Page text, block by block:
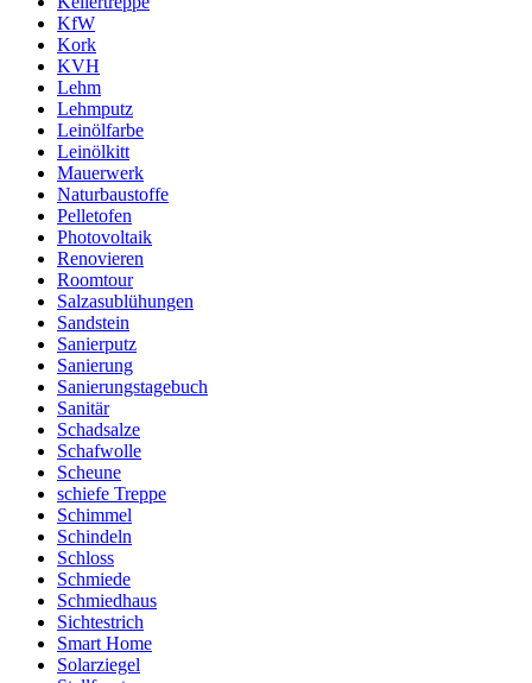
KfW
Kork
KVH
Lehm
Lehmputz
Leinölfarbe
Leinölkitt
Mauerwerk
Naturbaustoffe
Pelletofen
Photovoltaik
Renovieren
Roomtour
Salzasublühungen
Sandstein
Sanierputz
Sanierung
Sanierungstagebuch
Sanitär
Schadsalze
Schafwolle
Scheune
schiefe Treppe
Schimmel
Schindeln
Schloss
Schmiede
Schmiedhaus
Sichtestrich
Smart Home
Solarziegel